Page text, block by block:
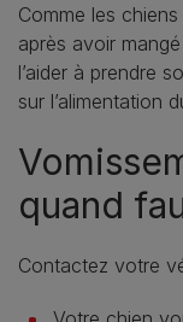
Comme les
après avoir
l’aider à prendre
sur l’alimentation
quand
Contactez votre